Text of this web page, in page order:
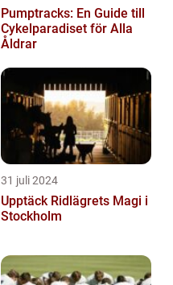
Pumptracks: En Guide till
Cykelparadiset för Alla
Åldrar
31 juli 2024
Upptäck Ridlägrets Magi i
Stockholm